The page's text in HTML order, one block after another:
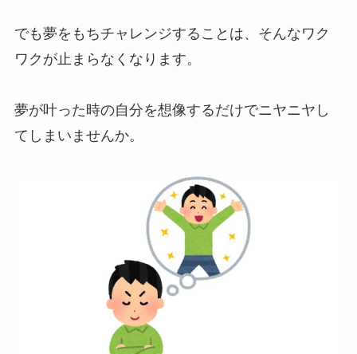
でも夢をもちチャレンジすることは、そんなワク
ワクが止まらなくなります。
夢が叶った時の自分を想像するだけでニヤニヤし
てしまいませんか。